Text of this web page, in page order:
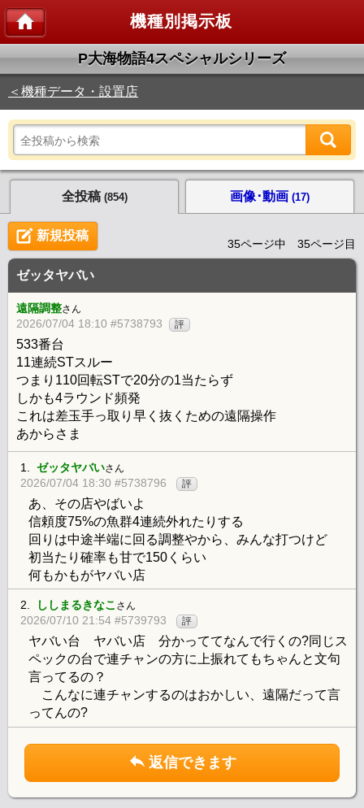
機種別掲示板
P大海物語4スペシャルシリーズ
＜機種データ・設置店
全投稿 (854) 画像･動画 (17)
新規投稿
35ページ中 35ページ目
ゼッタヤバい
遠隔調整さん
2026/07/04 18:10 #5738793 評
533番台
11連続STスルー
つまり110回転STで20分の1当たらず
しかも4ラウンド頻発
これは差玉手っ取り早く抜くための遠隔操作
あからさま
1. ゼッタヤバいさん
2026/07/04 18:30 #5738796 評
あ、その店やばいよ
信頼度75%の魚群4連続外れたりする
回りは中途半端に回る調整やから、みんな打つけど
初当たり確率も甘で150くらい
何もかもがヤバい店
2. ししまるきなこ さん
2026/07/10 21:54 #5739793 評
ヤバい台 ヤバい店 分かっててなんで行くの?同じス
ペックの台で連チャンの方に上振れてもちゃんと文句
言ってるの？
こんなに連チャンするのはおかしい、遠隔だって言
ってんの?
返信できます